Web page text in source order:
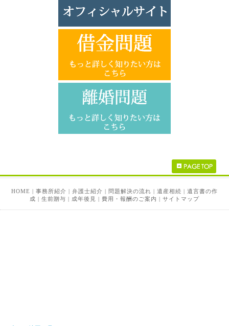
HOME | 事務所紹介 | 弁護士紹介 | 問題解決の流れ | 遺産相続 | 遺言書の作
成 | 生前贈与 | 成年後見 | 費用・報酬のご案内 | サイトマップ